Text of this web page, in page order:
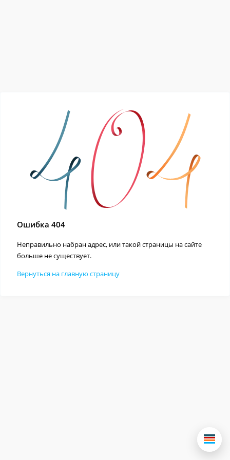
Ошибка 404
Неправильно набран адрес, или такой страницы на сайте
больше не существует.
Вернуться на главную страницу